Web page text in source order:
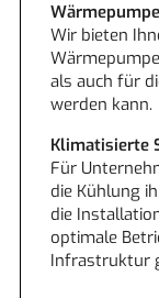
Wir bieten
als auch für
werden kann.
Klimatisierte
Für
die Kühlung
die
optimale
Infrastruktur